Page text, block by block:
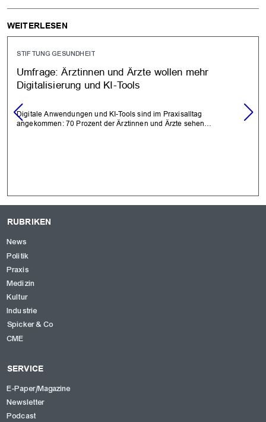
WEITERLESEN
STIFTUNG GESUNDHEIT
Umfrage: Ärztinnen und Ärzte wollen mehr
Digitalisierung und KI-Tools
Digitale Anwendungen und KI-Tools sind im Praxisalltag
angekommen: 70 Prozent der Ärztinnen und Ärzte sehen…
RUBRIKEN
News
Politik
Praxis
Medizin
Kultur
Industrie
Spicker & Co
CME
SERVICE
E-Paper/Magazine
Newsletter
Podcast